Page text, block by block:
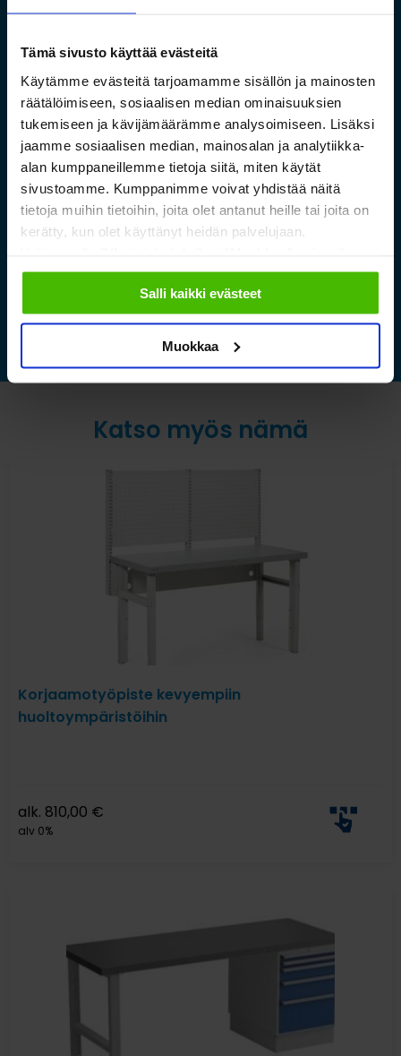
Tämä sivusto käyttää evästeitä
Käytämme evästeitä tarjoamamme sisällön ja mainosten
räätälöimiseen, sosiaalisen median ominaisuuksien
tukemiseen ja kävijämäärämme analysoimiseen. Lisäksi
jaamme sosiaalisen median, mainosalan ja analytiikka-
alan kumppaneillemme tietoja siitä, miten käytät
sivustoamme. Kumppanimme voivat yhdistää näitä
tietoja muihin tietoihin, joita olet antanut heille tai joita on
kerätty, kun olet käyttänyt heidän palvelujaan.
sallimiisi evästeisiin.
Salli kaikki evästeet
Muokkaa
Saamelaismuseon ja
luontokeskuksen esineistölle
sopivat ilmastoidut ja
kestävät säilytysratkaisut
Lue lisää »
Katso myös nämä
Korjaamotyöpiste kevyempiin
huoltoympäristöihin
alk. 810,00 €
alv 0%